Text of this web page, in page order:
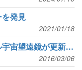
発見
2021/01/18
最遠方銀河の記録をハッブル宇宙望遠鏡が更新、赤方偏移11.1
2016/03/06